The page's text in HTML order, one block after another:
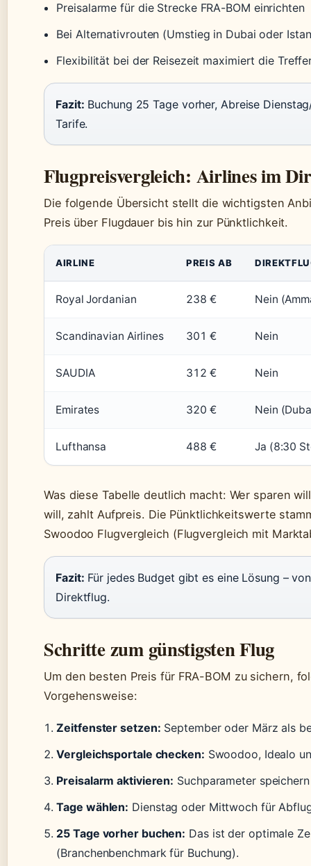
Preisalarme für die Strecke FRA-BOM einrichten
Bei Alternativrouten (Umstieg in Dubai oder
Flexibilität bei der Reisezeit maximiert die
Fazit: Buchung 25 Tage vorher, Abreise
Tarife.
Flugpreisvergleich: Airlines im
Die folgende Übersicht stellt die wichtigsten
Preis über Flugdauer bis hin zur Pünktlichkeit.
AIRLINE PREIS AB
Royal Jordanian 238 € Nein
Scandinavian Airlines 301 € Nein
SAUDIA 312 € Nein
Emirates 320 € Nein
Lufthansa 488 € Ja (8:30
Was diese Tabelle deutlich macht: Wer sparen
will, zahlt Aufpreis. Die Pünktlichkeitswerte
Swoodoo Flugvergleich (Flugvergleich mit
Fazit: Für jedes Budget gibt es eine Lösung –
Direktflug.
Schritte zum günstigsten Flug
Um den besten Preis für FRA-BOM zu sichern,
Vorgehensweise:
Zeitfenster setzen: September oder März als
Vergleichsportale checken: Swoodoo, Idealo
Preisalarm aktivieren: Suchparameter
Tage wählen: Dienstag oder Mittwoch für
25 Tage vorher buchen: Das ist der optimale
(Branchenbenchmark für Buchung).